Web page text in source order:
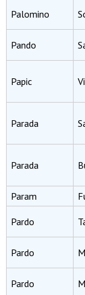
Palomino
Pando
Papic
Parada
Parada
Param
Pardo
Pardo
Pardo